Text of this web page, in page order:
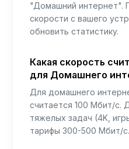
"Домашний интернет".
скорости с вашего
обновить статистику.
Какая скорость
для Домашнего
Для домашнего
считается 100 Мбит/с.
тяжелых задач (4K,
тарифы 300-500 Мбит/с.